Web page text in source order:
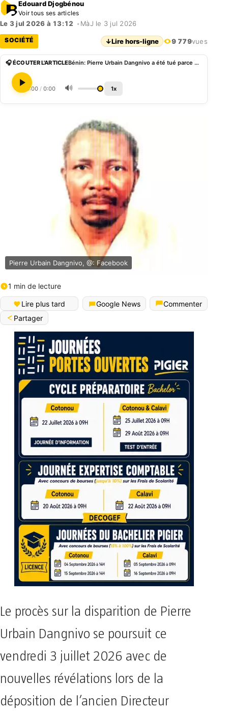
Edouard Djogbénou
Voir tous ses articles
Le 3 jul 2026 à 13:12 • MàJ le 3 jul 2026
SOCIÉTÉ ↓Lire hors-ligne 9 779vues
🎧 ÉCOUTER L'ARTICLE Bénin: Pierre Urbain Dangnivo a été tué parce qu’on projetait cambrioler le Trésor selon une confidence
0:00 / 0:00 🔊 1x
Pierre Urbain Dangnivo, @: Facebook
1 min de lecture
Lire plus tard Google News
Commenter
Partager
​Le procès sur la disparition de Pierre
Urbain Dangnivo se poursuit ce
vendredi 3 juillet 2026 avec de
nouvelles révélations lors de la
déposition de l’ancien Directeur